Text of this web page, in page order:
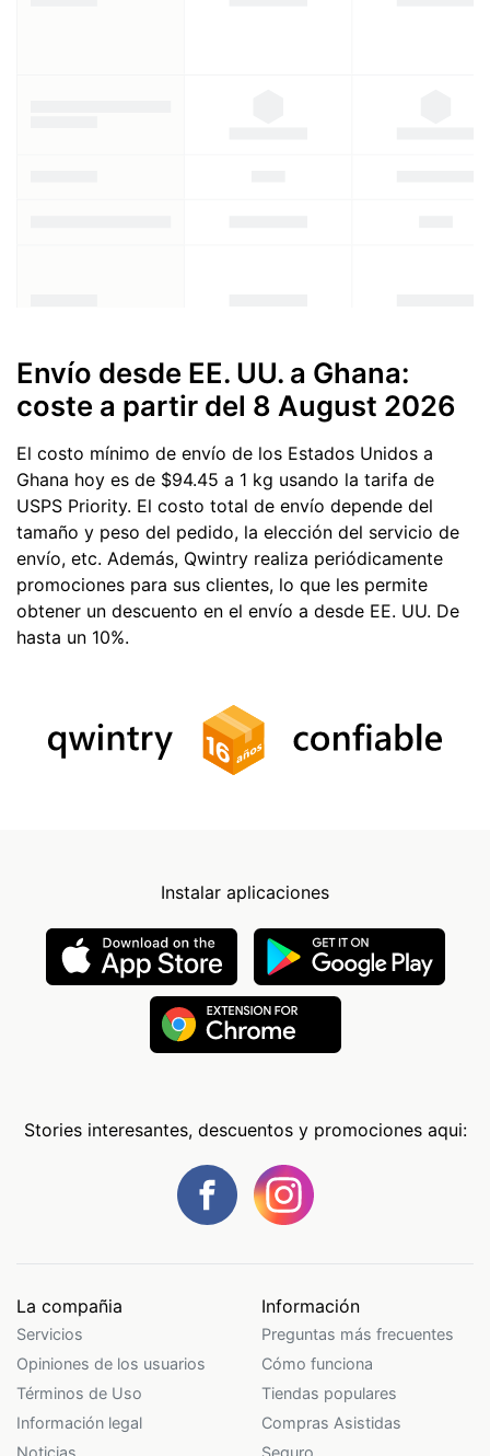
Envío desde EE. UU. a Ghana:
coste a partir del 8 August 2026
El costo mínimo de envío de los Estados Unidos a
Ghana hoy es de $94.45 a 1 kg usando la tarifa de
USPS Priority. El costo total de envío depende del
tamaño y peso del pedido, la elección del servicio de
envío, etc. Además, Qwintry realiza periódicamente
promociones para sus clientes, lo que les permite
obtener un descuento en el envío a desde EE. UU. De
hasta un 10%.
Instalar aplicaciones
Stories interesantes, descuentos y promociones aqui:
La compañia
Servicios
Opiniones de los usuarios
Términos de Uso
Información legal
Información
Preguntas más frecuentes
Cómo funciona
Tiendas populares
Compras Asistidas